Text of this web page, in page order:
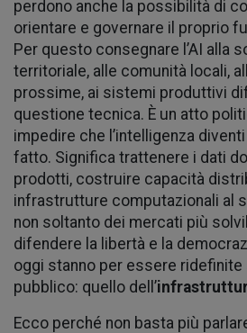
perdono anche la possibilità di
orientare e governare il proprio
Per questo consegnare l’AI alla
territoriale, alle comunità locali,
prossime, ai sistemi produttivi
questione tecnica. È un atto
impedire che l’intelligenza
fatto. Significa trattenere i dati
prodotti, costruire capacità
infrastrutture computazionali al
non soltanto dei mercati più
difendere la libertà e la
oggi stanno per essere
pubblico: quello dell’
Ecco perché non basta più